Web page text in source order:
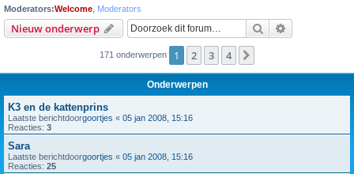
Moderators:Welcome Moderators
Nieuw onderwerp Zoek
171 onderwerpen 1 2 3 4
Onderwerpen
K3 en de kattenprins
Laatste berichtdoorgoortjes « 05 jan 2008, 15:16
Reacties: 3
Sara
Laatste berichtdoorgoortjes « 05 jan 2008, 15:16
Reacties: 25